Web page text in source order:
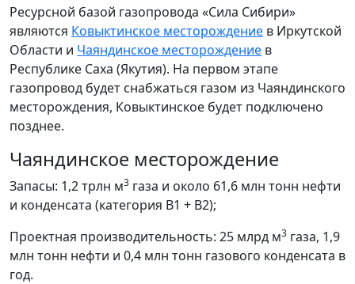
Ресурсной базой газопровода «Сила Сибири»
являются Ковыктинское месторождение в Иркутской
Области и Чаяндинское месторождение в
Республике Саха (Якутия). На первом этапе
газопровод будет снабжаться газом из Чаяндинского
месторождения, Ковыктинское будет подключено
позднее.
Чаяндинское месторождение
Запасы: 1,2 трлн м3 газа и около 61,6 млн тонн нефти
и конденсата (категория B1 + B2);
Проектная производительность: 25 млрд м3 газа, 1,9
млн тонн нефти и 0,4 млн тонн газового конденсата в
год.